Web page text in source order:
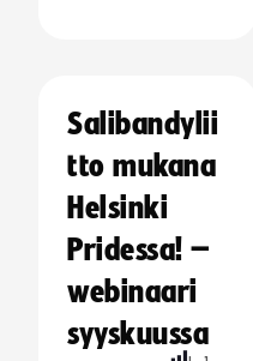
Salibandylii
tto mukana
Helsinki
Pridessa! –
webinaari
syyskuussa